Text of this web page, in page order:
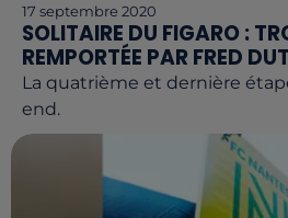
17 septembre 2020
SOLITAIRE DU FIGARO :
REMPORTÉE PAR FRED
La quatrième et dernière
end.